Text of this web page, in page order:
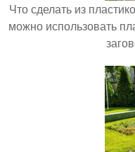
Что сделать из
можно использовать